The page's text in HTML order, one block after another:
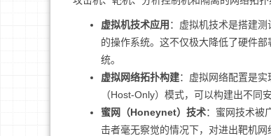
虚拟机技术应用 ：虚拟机技术是搭建
的操作系统。这不仅极大降低了硬件
统。
虚拟网络拓扑构建：虚拟网络配置是
（Host-Only）模式，可以构建出不同
蜜网（Honeynet）技术：蜜网技术被
击者毫无察觉的情况下，对进出靶机